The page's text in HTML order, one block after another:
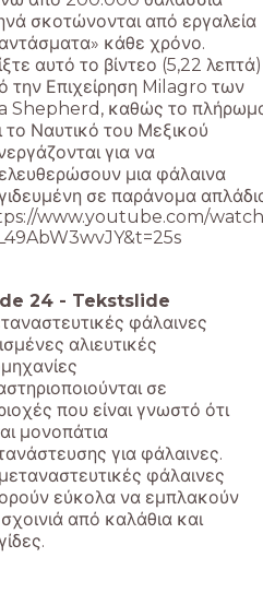
σκοτώνονται από εργαλεία
κάθε χρόνο.
αυτό το βίντεο (5,22 λεπτά)
την Επιχείρηση Milagro των
Shepherd, καθώς το
το Ναυτικό του Μεξικού
για να
μια φάλαινα
σε παράνομα
www.youtube.com/
24 - Tekstslide
φάλαινες
αλιευτικές
σε
που είναι γνωστό ότι
μονοπάτια
για φάλαινες.
φάλαινες
εύκολα να εμπλακούν
από καλάθια και